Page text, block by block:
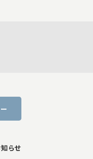
らせ